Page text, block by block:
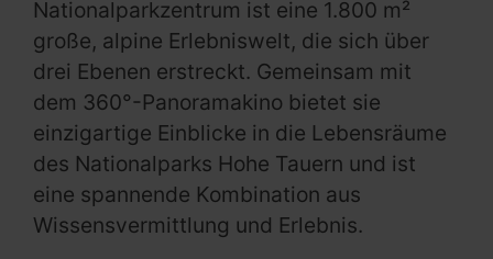
Nationalparkzentrum ist eine 1.800 m²
große, alpine Erlebniswelt, die sich über
drei Ebenen erstreckt. Gemeinsam mit
dem 360°-Panoramakino bietet sie
einzigartige Einblicke in die Lebensräume
des Nationalparks Hohe Tauern und ist
eine spannende Kombination aus
Wissensvermittlung und Erlebnis.